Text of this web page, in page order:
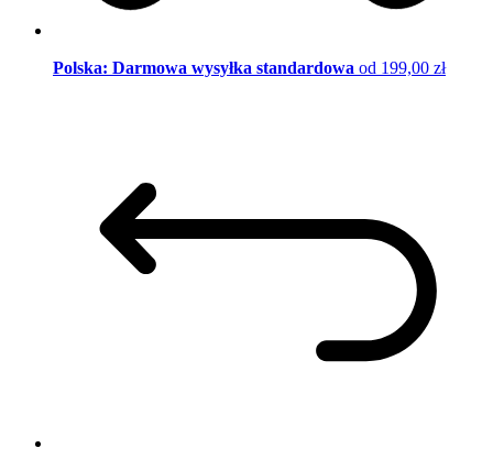
Polska: Darmowa wysyłka standardowa od 199,00 zł